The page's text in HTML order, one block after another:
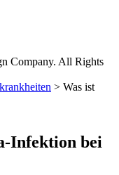
Company. All Rights
> Was ist
Infektion bei